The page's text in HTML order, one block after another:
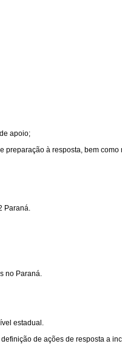
apoio;
à resposta, bem
Paraná.
no Paraná.
estadual.
de ações de resposta a